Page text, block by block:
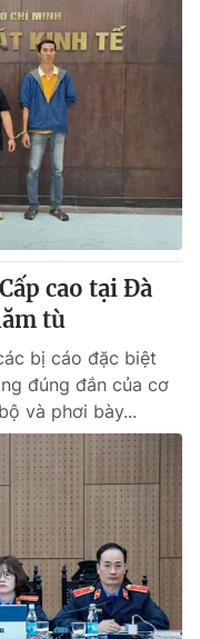
cao tại Đà
tù
bị cáo đặc biệt
đúng đắn của cơ
và phơi bày...